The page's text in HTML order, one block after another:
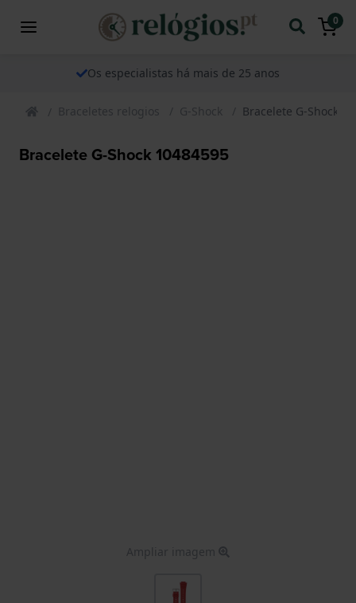
0
Os especialistas há mais de 25 anos
Braceletes relogios G-Shock Bracelete G-Shock
Bracelete G-Shock 10484595
Ampliar imagem